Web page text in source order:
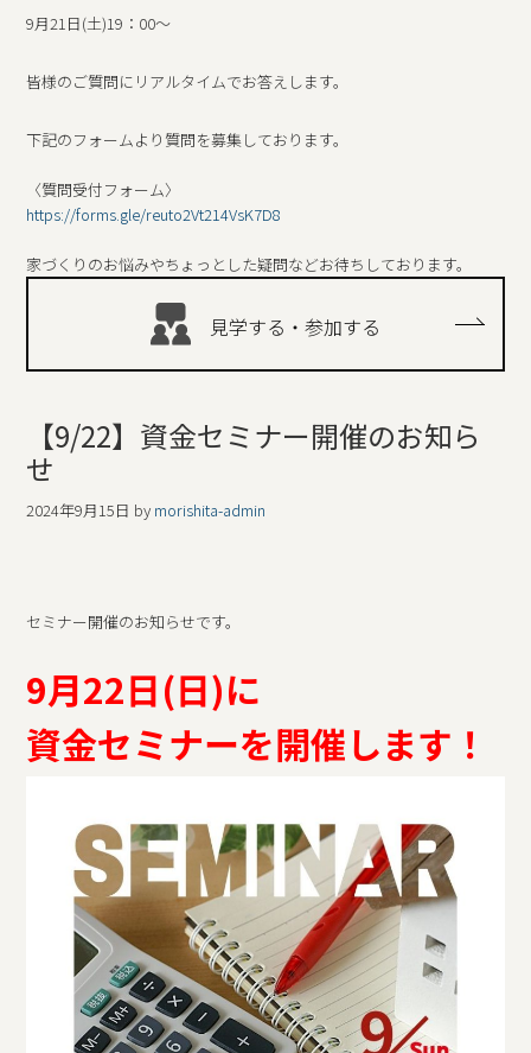
9月21日(土)19：00～
皆様のご質問にリアルタイムでお答えします。
下記のフォームより質問を募集しております。
〈質問受付フォーム〉
https://forms.gle/reuto2Vt214VsK7D8
家づくりのお悩みやちょっとした疑問などお待ちしております。
見学する・参加する
【9/22】資金セミナー開催のお知ら
せ
2024年9月15日 by morishita-admin
セミナー開催のお知らせです。
9月22日(日)に
資金セミナーを開催します！